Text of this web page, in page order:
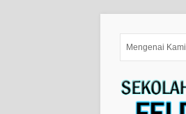
Mengenai Kami